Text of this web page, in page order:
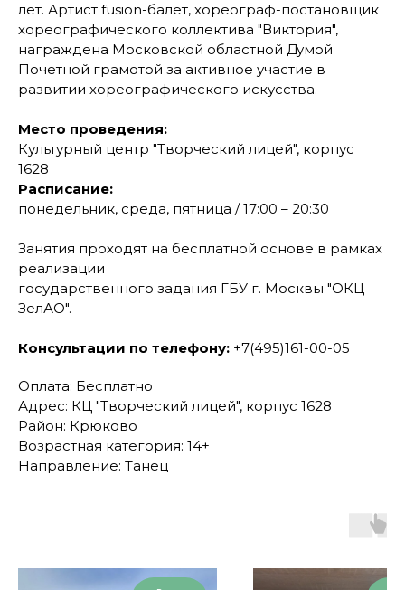
лет. Артист fusion-балет, хореограф-постановщик
хореографического коллектива "Виктория",
награждена Московской областной Думой
Почетной грамотой за активное участие в
развитии хореографического искусства.
Место проведения:
Культурный центр "Творческий лицей", корпус
1628
Расписание:
понедельник, среда, пятница / 17:00 – 20:30
Занятия проходят на бесплатной основе в рамках
реализации
государственного задания ГБУ г. Москвы "ОКЦ
ЗелАО".
Консультации по телефону: +7(495)161-00-05
Оплата: Бесплатно
Адрес: КЦ "Творческий лицей", корпус 1628
Район: Крюково
Возрастная категория: 14+
Направление: Танец